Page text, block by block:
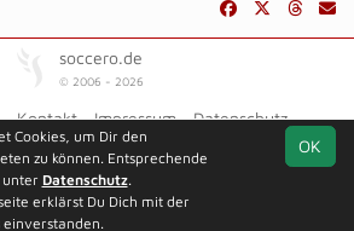
A3
soccero.de
© 2006 - 2026
Kontakt Impressum
Datenschutz
OK
Cookies, um Dir den
zu können. Entsprechende
Datenschutz.
erklärst Du Dich mit der
einverstanden.